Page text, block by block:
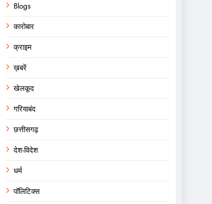
Blogs
कारोबार
क्राइम
ख़बरें
खेलकूद
गरियाबंद
छत्तीसगढ़
देश-विदेश
धर्म
पॉलिटिक्स